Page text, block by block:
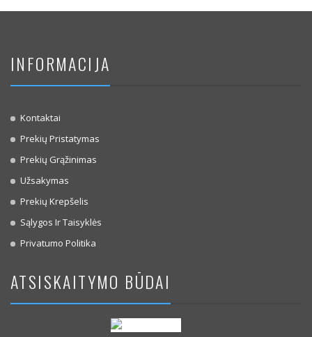
INFORMACIJA
Kontaktai
Prekių Pristatymas
Prekių Grąžinimas
Užsakymas
Prekių Krepšelis
Sąlygos Ir Taisyklės
Privatumo Politika
ATSISKAITYMO BŪDAI